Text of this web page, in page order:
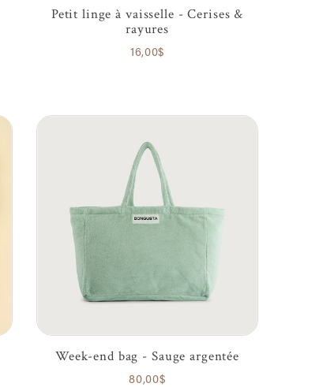
Petit linge à vaisselle - Cerises &
rayures
16,00$
Week-end bag - Sauge argentée
80,00$